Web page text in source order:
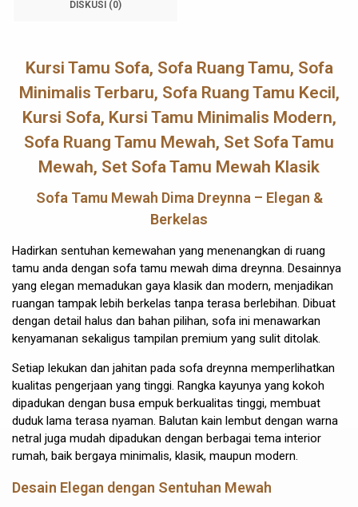
DISKUSI (0)
Kursi Tamu Sofa, Sofa Ruang Tamu, Sofa
Minimalis Terbaru, Sofa Ruang Tamu Kecil,
Kursi Sofa, Kursi Tamu Minimalis Modern,
Sofa Ruang Tamu Mewah, Set Sofa Tamu
Mewah, Set Sofa Tamu Mewah Klasik
Sofa Tamu Mewah Dima Dreynna – Elegan &
Berkelas
Hadirkan sentuhan kemewahan yang menenangkan di ruang
tamu anda dengan sofa tamu mewah dima dreynna. Desainnya
yang elegan memadukan gaya klasik dan modern, menjadikan
ruangan tampak lebih berkelas tanpa terasa berlebihan. Dibuat
dengan detail halus dan bahan pilihan, sofa ini menawarkan
kenyamanan sekaligus tampilan premium yang sulit ditolak.
Setiap lekukan dan jahitan pada sofa dreynna memperlihatkan
kualitas pengerjaan yang tinggi. Rangka kayunya yang kokoh
dipadukan dengan busa empuk berkualitas tinggi, membuat
duduk lama terasa nyaman. Balutan kain lembut dengan warna
netral juga mudah dipadukan dengan berbagai tema interior
rumah, baik bergaya minimalis, klasik, maupun modern.
Desain Elegan dengan Sentuhan Mewah